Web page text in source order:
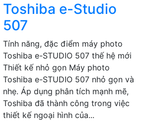
Toshiba e-Studio
507
Tính năng, đặc điểm máy photo
Toshiba e-STUDIO 507 thế hệ mới
Thiết kế nhỏ gọn Máy photo
Toshiba e-STUDIO 507 nhỏ gọn và
nhẹ. Áp dụng phân tích mạnh mẽ,
Toshiba đã thành công trong việc
thiết kế ngoại hình của...